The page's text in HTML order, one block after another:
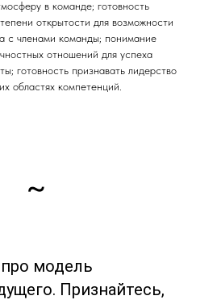
в команде; готовность
открытости для возможности
с членами команды; понимание
отношений для успеха
готовность признавать лидерство
областях компетенций.
~
модель
Признайтесь,